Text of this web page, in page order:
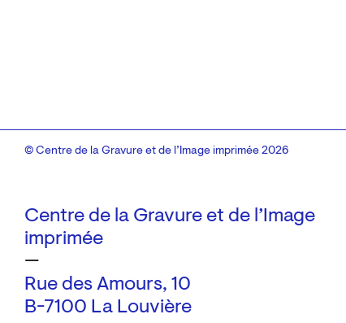
Centre de la Gravure et de l’Image
imprimée
—
Rue des Amours, 10
B-7100 La Louvière
© Centre de la Gravure et de l’Image imprimée 2026